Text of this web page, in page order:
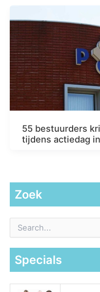
55 bestuurders
tijdens actiedag
Zoek
a
Specials